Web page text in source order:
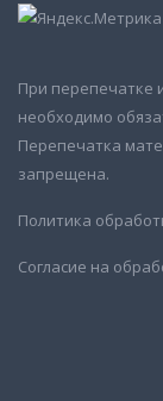
При перепечатке
необходимо
Перепечатка
запрещена.
Политика
Согласие на